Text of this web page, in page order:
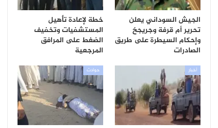
الجيش السوداني يعلن
تحرير أم قرفة وجريجخ
وإحكام السيطرة على طريق
الصادرات
خطة لإعادة تأهيل
المستشفيات وتخفيف
الضغط على المرافق
المرجعية
أخبار حوادث